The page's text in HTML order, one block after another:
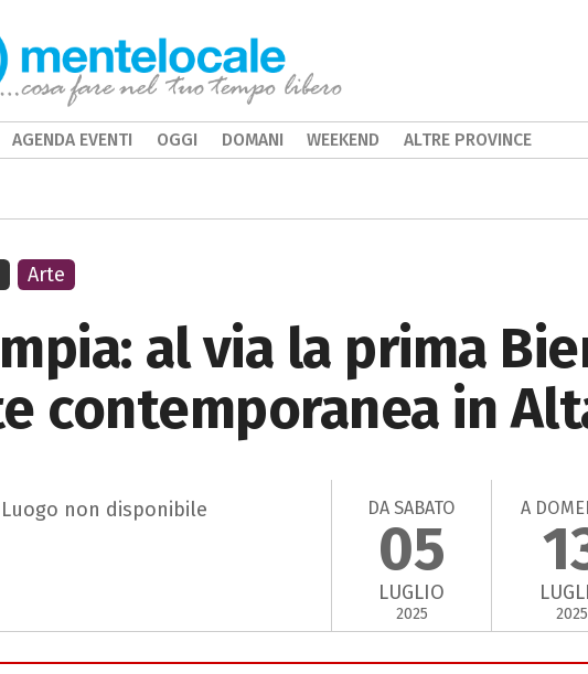
al via la prima
contemporanea in
Luogo non disponibile DA SABATO
05
LUGLIO
2025
A
2025
Arte
AGENDA EVENTI OGGI DOMANI WEEKEND ALTRE PROVINCE